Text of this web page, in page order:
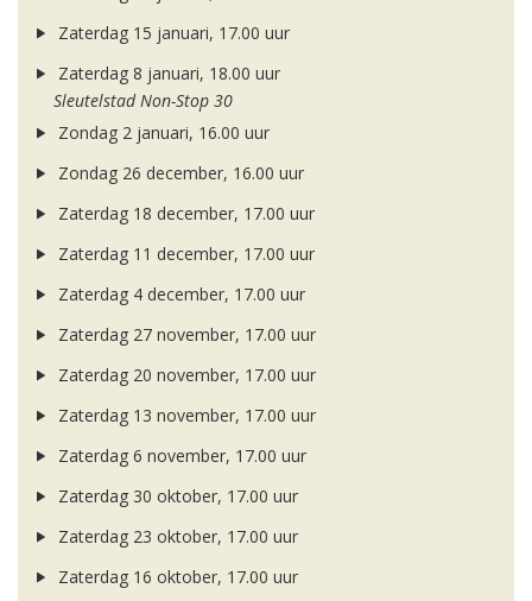
Zaterdag 15 januari, 17.00 uur
Zaterdag 8 januari, 18.00 uur
Sleutelstad Non-Stop 30
Zondag 2 januari, 16.00 uur
Zondag 26 december, 16.00 uur
Zaterdag 18 december, 17.00 uur
Zaterdag 11 december, 17.00 uur
Zaterdag 4 december, 17.00 uur
Zaterdag 27 november, 17.00 uur
Zaterdag 20 november, 17.00 uur
Zaterdag 13 november, 17.00 uur
Zaterdag 6 november, 17.00 uur
Zaterdag 30 oktober, 17.00 uur
Zaterdag 23 oktober, 17.00 uur
Zaterdag 16 oktober, 17.00 uur